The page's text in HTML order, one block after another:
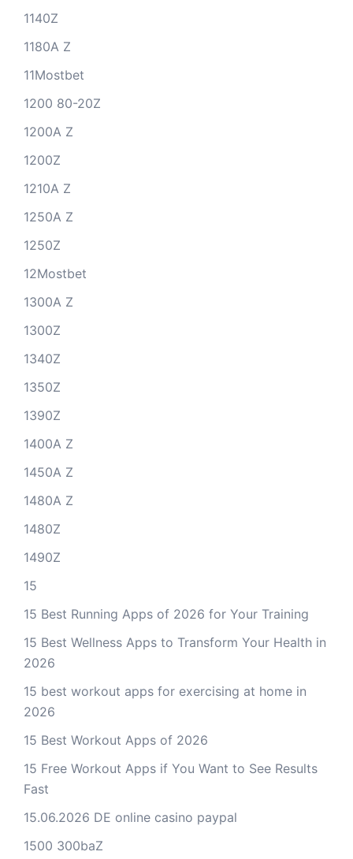
1140Z
1180A Z
11Mostbet
1200 80-20Z
1200A Z
1200Z
1210A Z
1250A Z
1250Z
12Mostbet
1300A Z
1300Z
1340Z
1350Z
1390Z
1400A Z
1450A Z
1480A Z
1480Z
1490Z
15
15 Best Running Apps of 2026 for Your Training
15 Best Wellness Apps to Transform Your Health in
2026
15 best workout apps for exercising at home in
2026
15 Best Workout Apps of 2026
15 Free Workout Apps if You Want to See Results
Fast
15.06.2026 DE online casino paypal
1500 300baZ